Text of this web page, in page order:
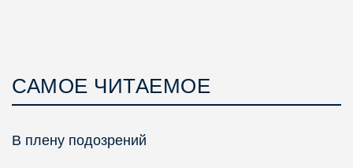
САМОЕ ЧИТАЕМОЕ
В плену подозрений